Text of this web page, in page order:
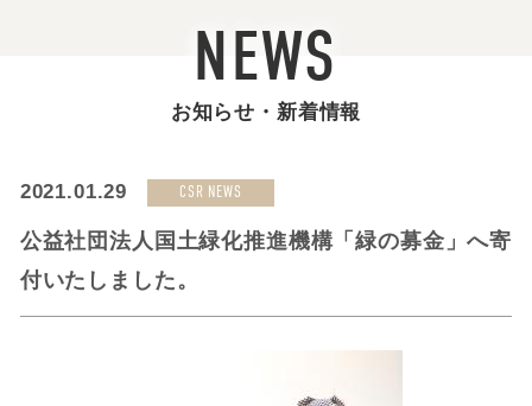
NEWS
お知らせ・新着情報
2021.01.29 CSR NEWS
公益社団法人国土緑化推進機構「緑の募金」へ寄
付いたしました。